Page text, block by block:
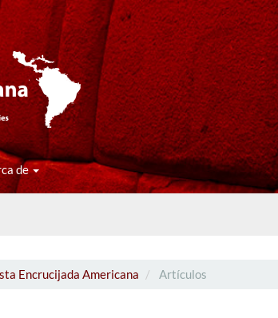
de
Encrucijada Americana Artículos